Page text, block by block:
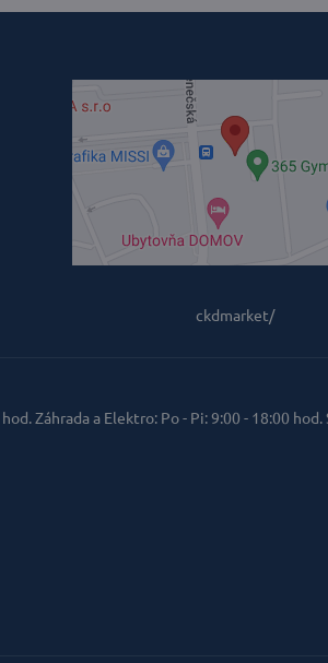
ckdmarket/
Záhrada a Elektro: Po - Pi: 9:00 - 18:00 hod.